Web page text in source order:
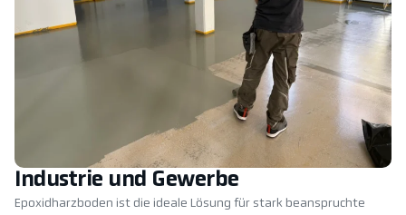
Industrie und Gewerbe
Epoxidharzboden ist die ideale Lösung für stark beanspruchte